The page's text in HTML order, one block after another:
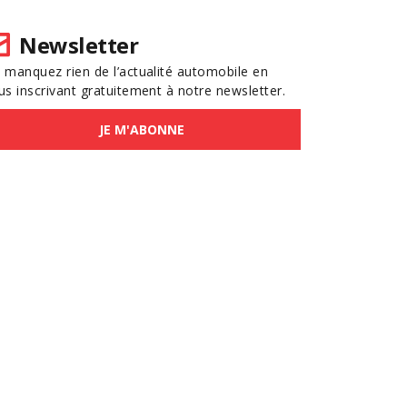
Newsletter
manquez rien de l’actualité automobile en
inscrivant gratuitement à notre newsletter.
JE M'ABONNE